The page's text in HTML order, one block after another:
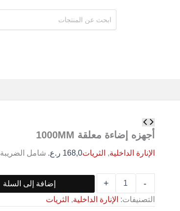
عن:
أجهزه إضاءة معلقة 1000MM
الإنارة الداخلية, الثريات168,0 ر.ع. شامل الضريبة
-
كمية
أجهزه
إضاءة
معلقة
1000MM
+
إضافة إلى السلة
التصنيفات: الإنارة الداخلية, الثريات